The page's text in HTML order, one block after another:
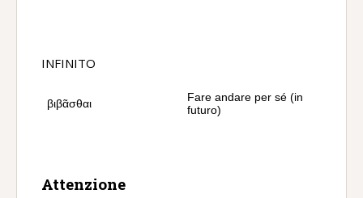
INFINITO
βιβᾶσθαι
Fare andare per sé (in
futuro)
Attenzione